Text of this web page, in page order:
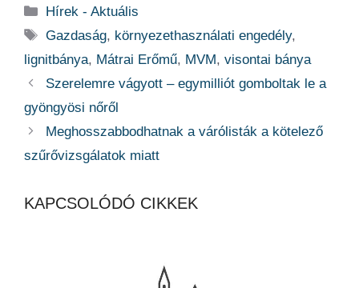
Kategória
Hírek - Aktuális
Címkék
Gazdaság, környezethasználati engedély,
lignitbánya, Mátrai Erőmű, MVM, visontai bánya
Szerelemre vágyott – egymilliót gomboltak le a
gyöngyösi nőről
Meghosszabbodhatnak a várólisták a kötelező
szűrővizsgálatok miatt
KAPCSOLÓDÓ CIKKEK